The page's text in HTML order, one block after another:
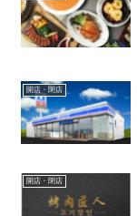
開店・閉店
開店・閉店